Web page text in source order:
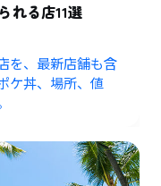
れる店11選
を、最新店舗も含
ケ丼、場所、値